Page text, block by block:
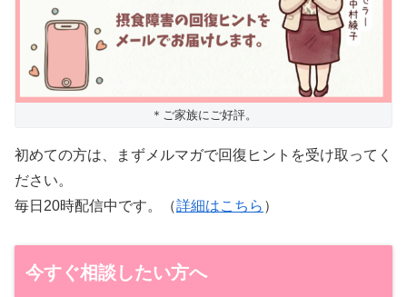
＊ご家族にご好評。
初めての方は、まずメルマガで回復ヒントを受け取ってく
ださい。
毎日20時配信中です。（詳細はこちら ）
今すぐ相談したい方へ